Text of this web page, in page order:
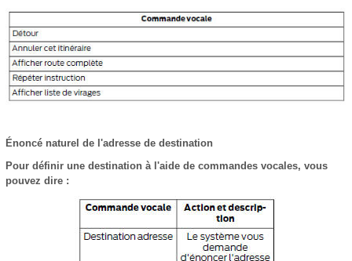
Énoncé naturel de l'adresse de destination
Pour définir une destination à l'aide de commandes vocales, vous
pouvez dire :